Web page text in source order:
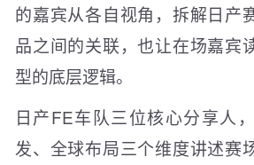
的嘉宾从各自视角，拆解日产
品之间的关联，也让在场嘉宾
型的底层逻辑。
日产FE车队三位核心分享人
发、全球布局三个维度讲述赛